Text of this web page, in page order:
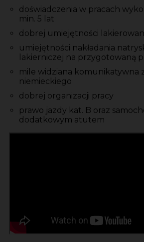
doświadczenia w pracach
min. 5 lat
dobrej umiejętności
umiejętności nakładania
lakierniczej na przygotowaną
mile widziana komunikatywna
niemieckiego
dobrej organizacji pracy
prawo jazdy kat. B oraz
dodatkowym atutem